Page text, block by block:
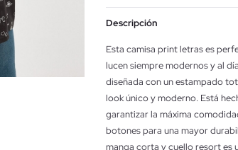
Descripción
Esta camisa print letras es
lucen siempre modernos y al
diseñada con un estampado
look único y moderno. Está
garantizar la máxima
botones para una mayor
manga corta y cuello resort es